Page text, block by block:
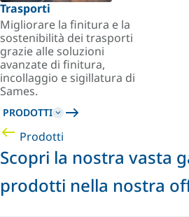
Trasporti
Migliorare la finitura e la
sostenibilità dei trasporti
grazie alle soluzioni
avanzate di finitura,
incollaggio e sigillatura di
Sames.
PRODOTTI
Prodotti
Scopri la nostra vasta
prodotti nella nostra